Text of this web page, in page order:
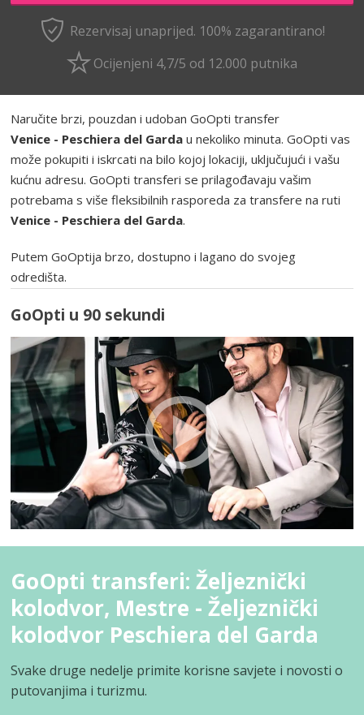
Rezervisaj unaprijed. 100% zagarantirano!
Ocijenjeni 4,7/5 od 12.000 putnika
Naručite brzi, pouzdan i udoban GoOpti transfer
Venice - Peschiera del Garda u nekoliko minuta. GoOpti vas
može pokupiti i iskrcati na bilo kojoj lokaciji, uključujući i vašu
kućnu adresu. GoOpti transferi se prilagođavaju vašim
potrebama s više fleksibilnih rasporeda za transfere na ruti
Venice - Peschiera del Garda.
Putem GoOptija brzo, dostupno i lagano do svojeg
odredišta.
GoOpti u 90 sekundi
GoOpti transferi: Željeznički
kolodvor, Mestre - Željeznički
kolodvor Peschiera del Garda
Svake druge nedelje primite korisne savjete i novosti o
putovanjima i turizmu.